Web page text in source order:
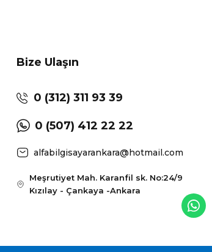
Bize Ulaşın
0 (312) 311 93 39
0 (507) 412 22 22
alfabilgisayarankara@hotmail.com
Meşrutiyet Mah. Karanfil sk. No:24/9
Kızılay - Çankaya -Ankara